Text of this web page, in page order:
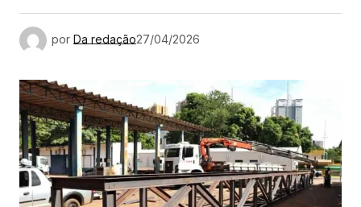
por Da redação27/04/2026